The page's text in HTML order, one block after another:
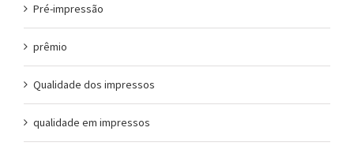
Pré-impressão
prêmio
Qualidade dos impressos
qualidade em impressos